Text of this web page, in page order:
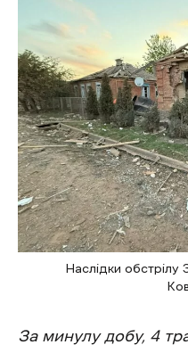
Наслідки
За минулу добу, 4